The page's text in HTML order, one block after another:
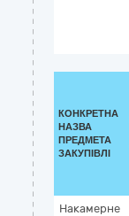
КОНКРЕТНА
НАЗВА
ПРЕДМЕТА
ЗАКУПІВЛІ
Накамерне